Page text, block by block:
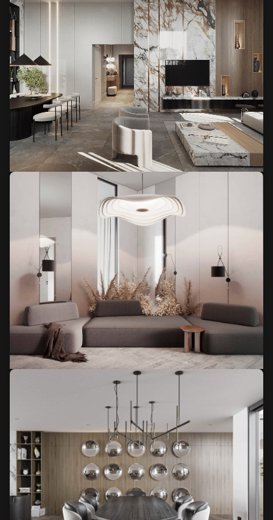
Mieszkanie w Katarze
Budynek w Katarze